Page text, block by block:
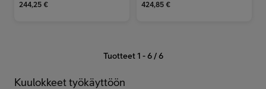
244,25 € 424,85 €
Tuotteet 1 - 6 / 6
Kuulokkeet työkäyttöön